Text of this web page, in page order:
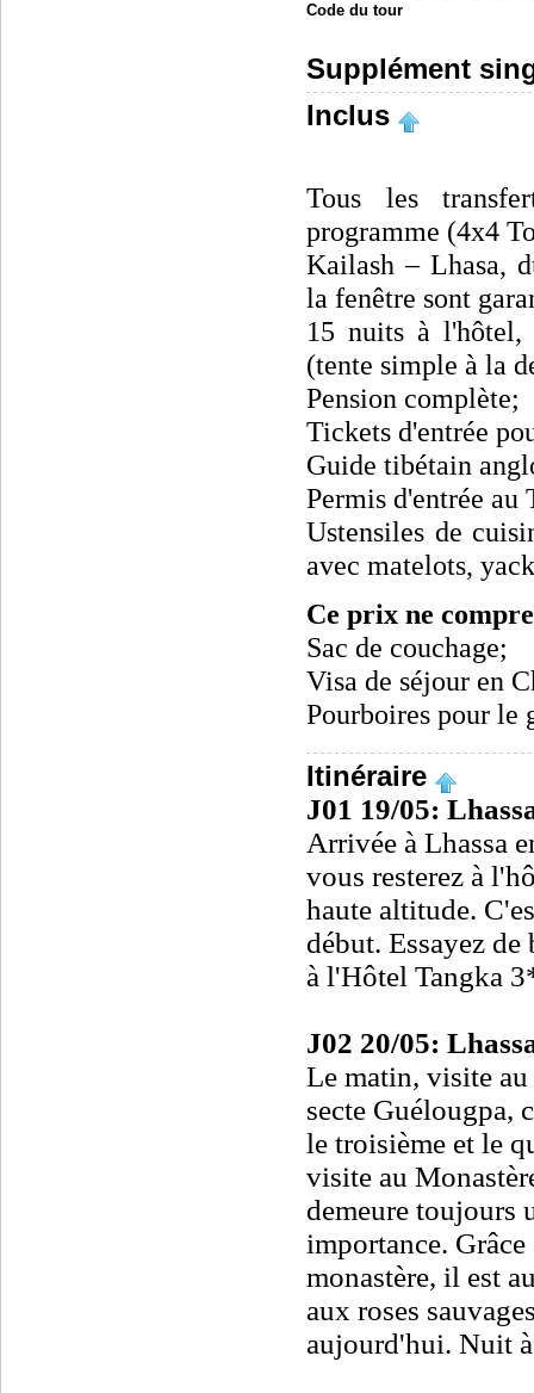
Code du tour
Supplément
Inclus
Tous les
programme (4x4
Kailash – Lhasa,
la fenêtre sont
15 nuits à l'hôtel,
(tente simple à la
Pension complète;
Tickets d'entrée
Guide tibétain
Permis d'entrée au
Ustensiles de
avec matelots,
Ce prix ne
Sac de couchage;
Visa de séjour en
Pourboires pour le
Itinéraire
J01 19/05:
Arrivée à Lhassa
vous resterez à
haute altitude.
début. Essayez
à l'Hôtel Tangka
J02 20/05:
Le matin, visite
secte Guélougpa,
le troisième et le
visite au
demeure toujours
importance.
monastère, il est
aux roses
aujourd'hui. Nuit